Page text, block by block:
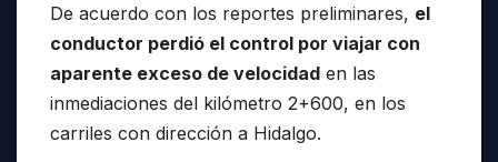
De acuerdo con los reportes preliminares, el
conductor perdió el control por viajar con
aparente exceso de velocidad en las
inmediaciones del kilómetro 2+600, en los
carriles con dirección a Hidalgo.